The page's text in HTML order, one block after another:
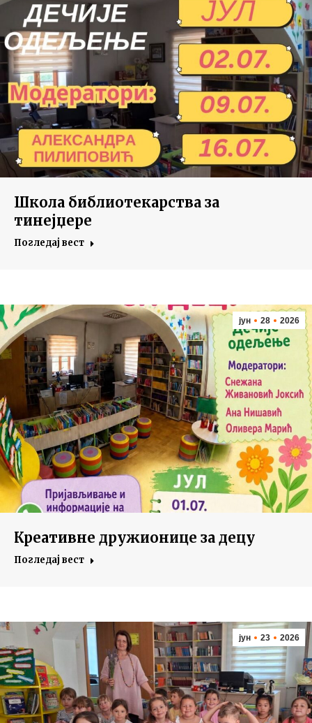
Школа библиотекарства за
тинејџере
Погледај вест
јун 28 2026
Креативне дружионице за децу
Погледај вест
јун 23 2026